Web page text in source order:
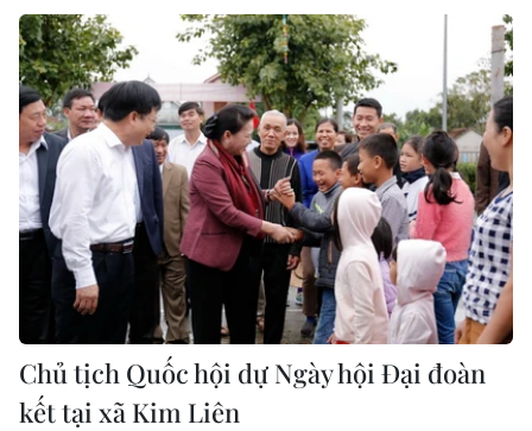
Chủ tịch Quốc hội dự Ngày hội Đại đoàn
kết tại xã Kim Liên